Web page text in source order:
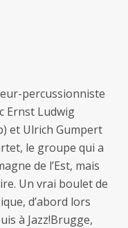
percussionniste
Ernst Ludwig
et Ulrich Gumpert
le groupe qui a
de l’Est, mais
Un vrai boulet de
d’abord lors
à Jazz!Brugge,